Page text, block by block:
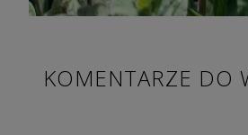
KOMENTARZE DO